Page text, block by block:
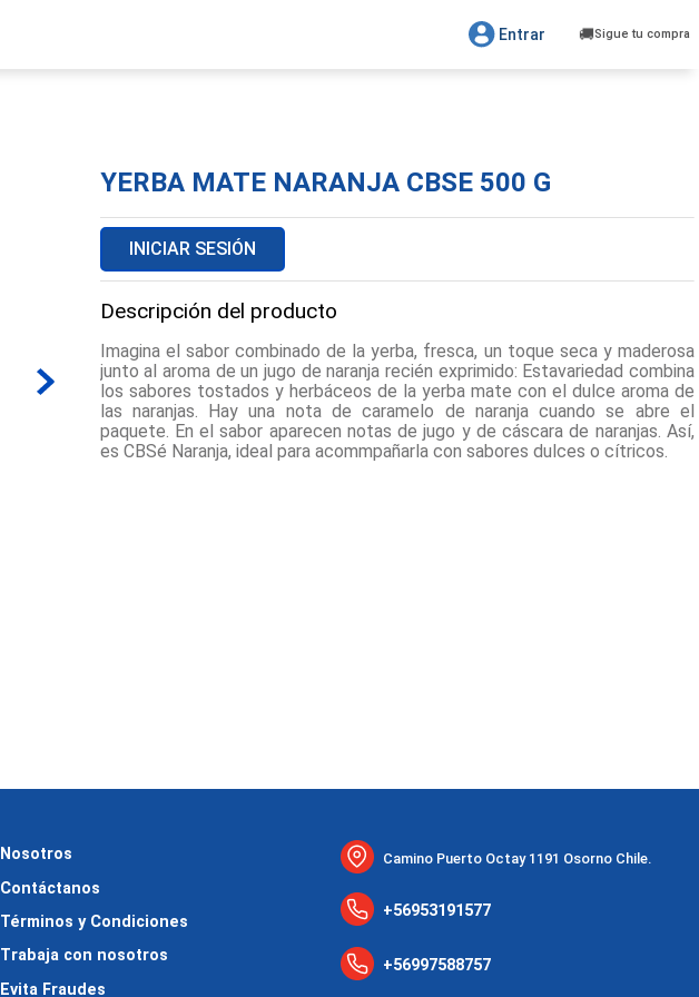
Entrar Sigue tu compra
YERBA MATE NARANJA CBSE 500 G
INICIAR SESIÓN
Descripción del producto
Imagina el sabor combinado de la yerba, fresca, un toque seca y maderosa
junto al aroma de un jugo de naranja recién exprimido: Estavariedad combina
los sabores tostados y herbáceos de la yerba mate con el dulce aroma de
las naranjas. Hay una nota de caramelo de naranja cuando se abre el
paquete. En el sabor aparecen notas de jugo y de cáscara de naranjas. Así,
es CBSé Naranja, ideal para acommpañarla con sabores dulces o cítricos.
Nosotros
Contáctanos
Términos y Condiciones
Trabaja con nosotros
Evita Fraudes
Camino Puerto Octay 1191 Osorno Chile.
+56953191577
+56997588757